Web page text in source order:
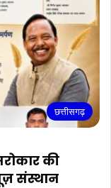
छत्तीसगढ़
की
संस्थान